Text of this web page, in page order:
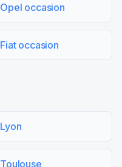
Opel occasion
Fiat occasion
Lyon
Toulouse